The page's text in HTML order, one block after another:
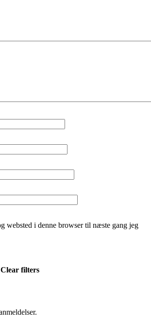
Clear filters
websted i denne browser til næste gang jeg